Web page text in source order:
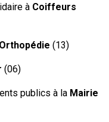
à Coiffeurs
(13)
(06)
publics à la Mairie